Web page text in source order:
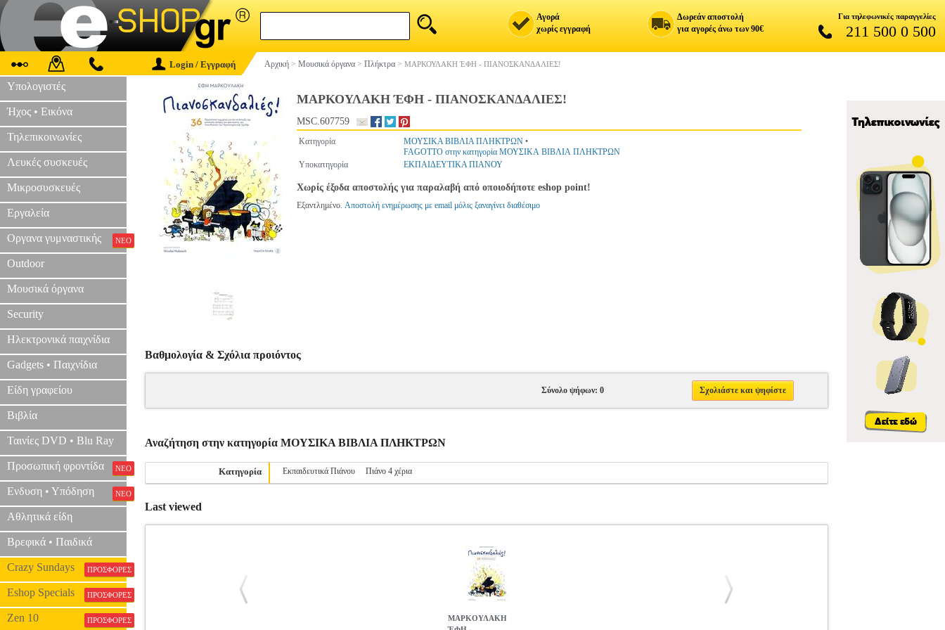
Αγορά
χωρίς εγγραφή
Δωρεάν αποστολή
για αγορές άνω των 90€
Για τηλεφωνικές παραγγελίες
211 500 0 500
Login / Εγγραφή Αρχική > Μουσικά όργανα > Πλήκτρα > MΑΡΚΟΥΛΑΚΗ ΈΦΗ - ΠΙΑΝΟΣΚΑΝΔΑΛΙΕΣ!
Υπολογιστές
Ήχος • Εικόνα
Τηλεπικοινωνίες
Λευκές συσκευές
Μικροσυσκευές
Εργαλεία
Οργανα γυμναστικής ΝΕΟ
Outdoor
Μουσικά όργανα
Security
Ηλεκτρονικά παιχνίδια
Gadgets • Παιχνίδια
Είδη γραφείου
Βιβλία
Ταινίες DVD • Blu Ray
Προσωπική φροντίδα ΝΕΟ
Ενδυση • Υπόδηση ΝΕΟ
Αθλητικά είδη
Βρεφικά • Παιδικά
Crazy Sundays ΠΡΟΣΦΟΡΕΣ
Eshop Specials ΠΡΟΣΦΟΡΕΣ
Zen 10 ΠΡΟΣΦΟΡΕΣ
MΑΡΚΟΥΛΑΚΗ ΈΦΗ - ΠΙΑΝΟΣΚΑΝΔΑΛΙΕΣ!
MSC.607759
Κατηγορία ΜΟΥΣΙΚΑ ΒΙΒΛΙΑ ΠΛΗΚΤΡΩΝ •
FAGOTTO στην κατηγορία ΜΟΥΣΙΚΑ ΒΙΒΛΙΑ ΠΛΗΚΤΡΩΝ
Υποκατηγορία
ΕΚΠΑΙΔΕΥΤΙΚΑ ΠΙΑΝΟΥ
Χωρίς έξοδα αποστολής για παραλαβή από οποιοδήποτε eshop point!
Εξαντλημένο. Αποστολή ενημέρωσης με email μόλις ξαναγίνει διαθέσιμο
Βαθμολογία & Σχόλια προιόντος
Σύνολο ψήφων: 0 Σχολιάστε και ψηφίστε
Αναζήτηση στην κατηγορία ΜΟΥΣΙΚΑ ΒΙΒΛΙΑ ΠΛΗΚΤΡΩΝ
Κατηγορία Εκπαιδευτικά Πιάνου Πιάνο 4 χέρια
Last viewed
MΑΡΚΟΥΛΑΚΗ